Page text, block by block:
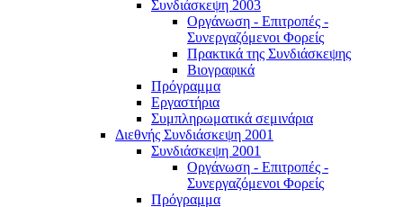
Συνδιάσκεψη 2003
Οργάνωση - Επιτροπές -
Συνεργαζόμενοι Φορείς
Πρακτικά της Συνδιάσκεψης
Βιογραφικά
Πρόγραμμα
Εργαστήρια
Συμπληρωματικά σεμινάρια
Διεθνής Συνδιάσκεψη 2001
Συνδιάσκεψη 2001
Οργάνωση - Επιτροπές -
Συνεργαζόμενοι Φορείς
Πρόγραμμα